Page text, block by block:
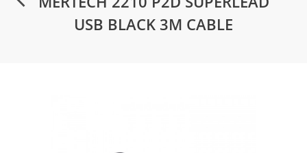
USB BLACK 3M CABLE